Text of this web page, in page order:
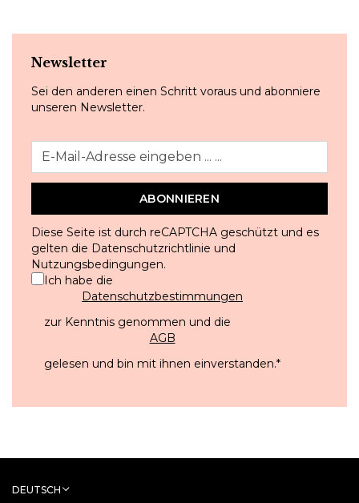
Newsletter
Sei den anderen einen Schritt voraus und abonniere
unseren Newsletter.
ABONNIEREN
Diese Seite ist durch reCAPTCHA geschützt und es
gelten die Datenschutzrichtlinie und
Nutzungsbedingungen.
Ich habe die
Datenschutzbestimmungen
zur Kenntnis genommen und die
AGB
gelesen und bin mit ihnen einverstanden.*
DEUTSCH